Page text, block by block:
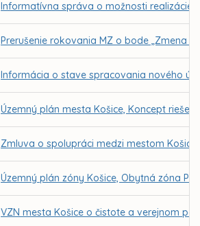
Informatívna správa o možnosti realizácie
Prerušenie rokovania MZ o bode „Zmena
Informácia o stave spracovania nového
Územný plán mesta Košice, Koncept
Zmluva o spolupráci medzi mestom Košice,
Územný plán zóny Košice, Obytná zóna
VZN mesta Košice o čistote a verejnom